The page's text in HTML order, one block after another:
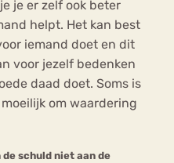
je er zelf ook beter
helpt. Het kan best
iemand doet en dit
voor jezelf bedenken
daad doet. Soms is
om waardering
schuld niet aan de